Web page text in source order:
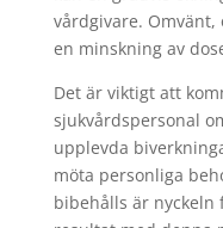
vårdgivare.
en minskning av
Det är viktigt att
sjukvårdspersonal
upplevda
möta personliga
bibehålls är nyckeln